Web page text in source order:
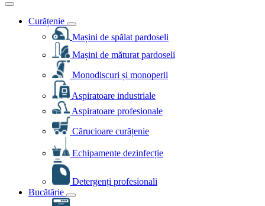
Curățenie
Mașini de spălat pardoseli
Mașini de măturat pardoseli
Monodiscuri și monoperii
Aspiratoare industriale
Aspiratoare profesionale
Cărucioare curățenie
Echipamente dezinfecție
Detergenți profesionali
Bucătărie